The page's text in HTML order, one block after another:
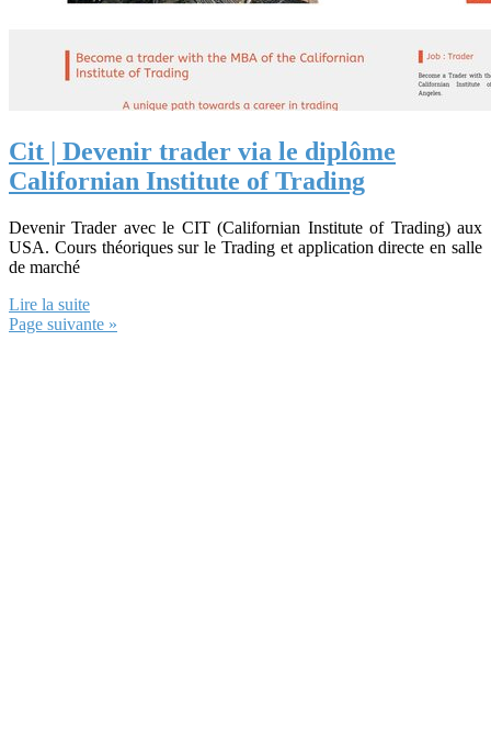
Cit | Devenir trader via le diplôme
Californian Institute of Trading
Devenir Trader avec le CIT (Californian Institute of Trading) aux
USA. Cours théoriques sur le Trading et application directe en salle
de marché
Lire la suite
Page suivante »